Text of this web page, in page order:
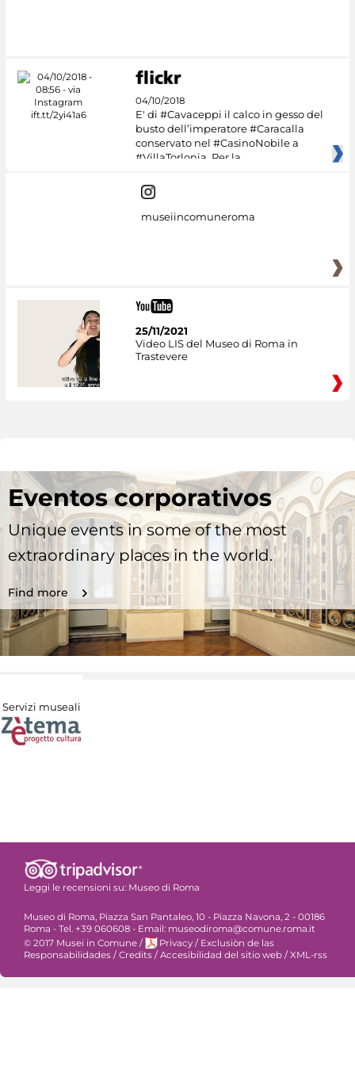
04/10/2018
E' di #Cavaceppi il calco in gesso del
busto dell’imperatore #Caracalla
conservato nel #CasinoNobile a
#VillaTorlonia. Per la
museiincomuneroma
25/11/2021
Video LIS del Museo di Roma in
Trastevere
Eventos corporativos
Unique events in some of the most
extraordinary places in the world.
Find more
Servizi museali
Leggi le recensioni su: Museo di Roma
Museo di Roma, Piazza San Pantaleo, 10 - Piazza Navona, 2 - 00186
Roma - Tel. +39 060608 - Email: museodiroma@comune.roma.it
© 2017 Musei in Comune / Privacy / Exclusiòn de las
Responsabilidades / Credits / Accesibilidad del sitio web / XML-rss